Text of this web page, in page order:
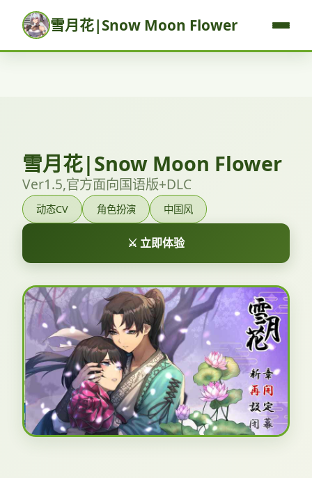
雪月花|Snow Moon Flower
雪月花|Snow Moon Flower
Ver1.5,官方面向国语版+DLC
动态CV 角色扮演 中国风
⚔️ 立即体验